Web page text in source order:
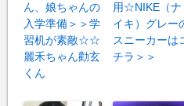
ん、娘ちゃんの
入学準備＞＞学
習机が素敵☆☆
麗禾ちゃん勸玄
くん
用☆NIKE（ナ
イキ）グレー
スニーカーは
チラ＞＞